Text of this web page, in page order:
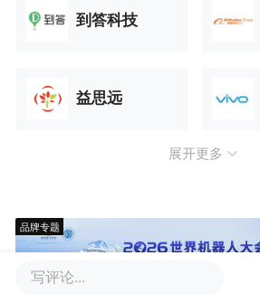
到答科技
益思远
展开更多
品牌专题
写评论...